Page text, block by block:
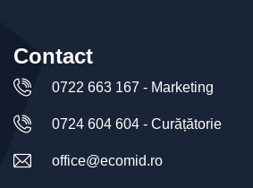
Contact
0722 663 167 - Marketing
0724 604 604 - Curățătorie
office@ecomid.ro